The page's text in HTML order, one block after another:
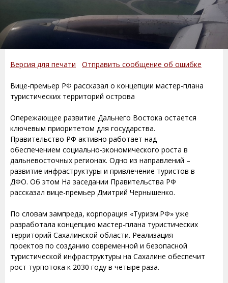
Версия для печати Отправить сообщение об ошибке
Вице-премьер РФ рассказал о концепции мастер-плана
туристических территорий острова
Опережающее развитие Дальнего Востока остается
ключевым приоритетом для государства.
Правительство РФ активно работает над
обеспечением социально-экономического роста в
дальневосточных регионах. Одно из направлений –
развитие инфраструктуры и привлечение туристов в
ДФО. Об этом На заседании Правительства РФ
рассказал вице-премьер Дмитрий Чернышенко.
По словам зампреда, корпорация «Туризм.РФ» уже
разработала концепцию мастер-плана туристических
территорий Сахалинской области. Реализация
проектов по созданию современной и безопасной
туристической инфраструктуры на Сахалине обеспечит
рост турпотока к 2030 году в четыре раза.